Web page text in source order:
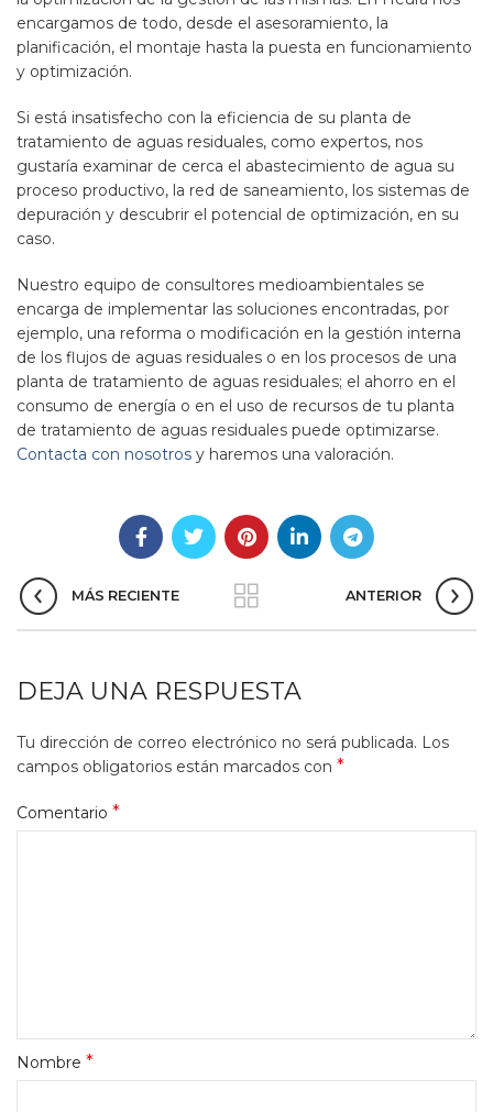
encargamos de todo, desde el asesoramiento, la
planificación, el montaje hasta la puesta en funcionamiento
y optimización.
Si está insatisfecho con la eficiencia de su planta de
tratamiento de aguas residuales, como expertos, nos
gustaría examinar de cerca el abastecimiento de agua su
proceso productivo, la red de saneamiento, los sistemas de
depuración y descubrir el potencial de optimización, en su
caso.
Nuestro equipo de consultores medioambientales se
encarga de implementar las soluciones encontradas, por
ejemplo, una reforma o modificación en la gestión interna
de los flujos de aguas residuales o en los procesos de una
planta de tratamiento de aguas residuales; el ahorro en el
consumo de energía o en el uso de recursos de tu planta
de tratamiento de aguas residuales puede optimizarse.
Contacta con nosotros y haremos una valoración.
MÁS RECIENTE ANTERIOR
DEJA UNA RESPUESTA
Tu dirección de correo electrónico no será publicada. Los
campos obligatorios están marcados con *
Comentario *
Nombre *